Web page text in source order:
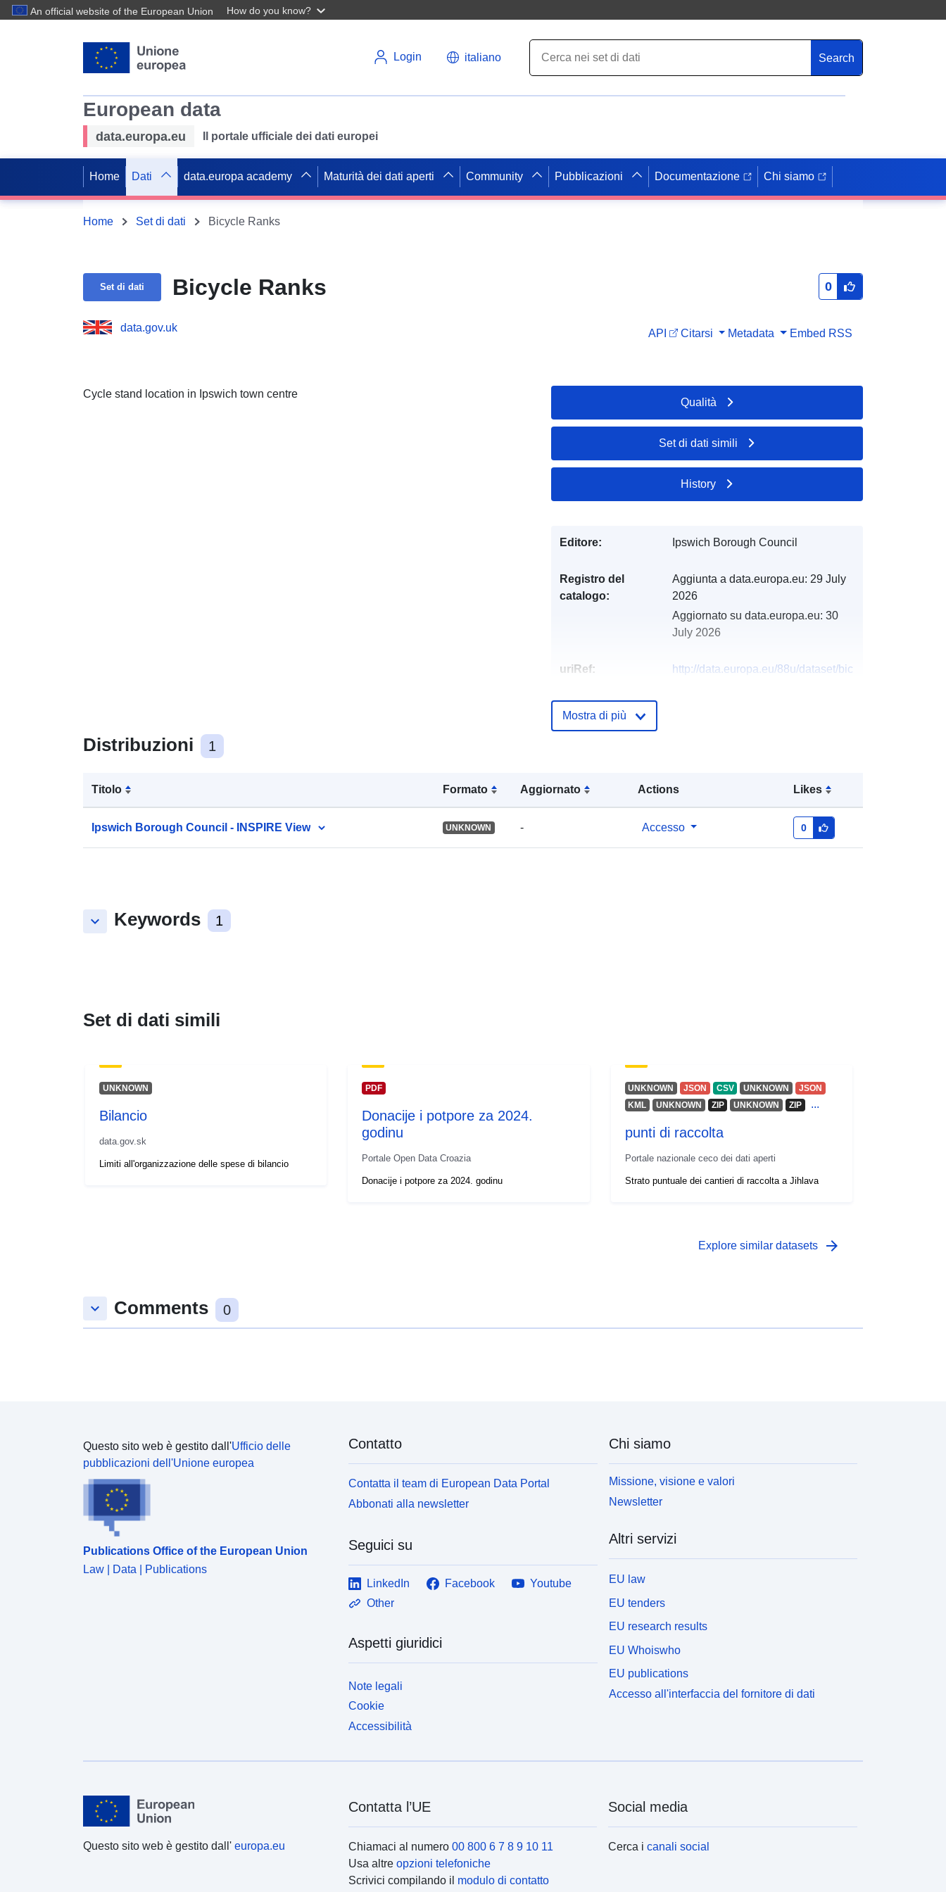
An official website of the European Union How do you know?
Login italiano Search
European data
data.europa.eu Il portale ufficiale dei dati europei
Home Dati data.europa academy Maturità dei dati aperti Community Pubblicazioni Documentazione Chi siamo
Home Set di dati Bicycle Ranks
Set di dati Bicycle Ranks 0
data.gov.uk API Citarsi Metadata Embed RSS
Cycle stand location in Ipswich town centre
Distribuzioni 1
Titolo Formato Aggiornato Actions Likes
Ipswich Borough Council - INSPIRE View UNKNOWN - Accesso 0
keyboard_arrow_down Keywords 1
Qualità
Set di dati simili
History
Editore: Ipswich Borough Council
Registro del
catalogo:
Aggiunta a data.europa.eu: 29 July
2026
Aggiornato su data.europa.eu: 30
July 2026
uriRef:
http://data.europa.eu/88u/dataset/bic
Mostra di più
Set di dati simili
UNKNOWN
Bilancio
data.gov.sk
Limiti all'organizzazione delle spese di bilancio
PDF
Donacije i potpore za 2024.
godinu
Portale Open Data Croazia
Donacije i potpore za 2024. godinu
UNKNOWN JSON CSV UNKNOWN
JSON
KML
UNKNOWN ZIP UNKNOWN ZIP ...
punti di raccolta
Portale nazionale ceco dei dati aperti
Strato puntuale dei cantieri di raccolta a Jihlava
Explore similar datasets arrow_forward
keyboard_arrow_down Comments 0
Questo sito web è gestito dall'Ufficio delle
pubblicazioni dell'Unione europea
Publications Office of the European Union
Law | Data | Publications
Contatto
Contatta il team di European Data Portal
Abbonati alla newsletter
Seguici su
LinkedIn Facebook
Youtube
Other
Aspetti giuridici
Note legali
Cookie
Accessibilità
Chi siamo
Missione, visione e valori
Newsletter
Altri servizi
EU law
EU tenders
EU research results
EU Whoiswho
EU publications
Accesso all'interfaccia del fornitore di dati
Questo sito web è gestito dall' europa.eu
Contatta l’UE
Chiamaci al numero 00 800 6 7 8 9 10 11
Usa altre opzioni telefoniche
Scrivici compilando il modulo di contatto
Social media
Cerca icanali social